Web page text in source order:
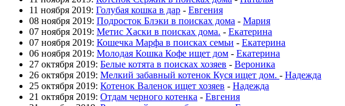
11 ноября 2019: Голубая кошка в дар - Евгения
08 ноября 2019: Подросток Блэки в поисках дома - Мария
07 ноября 2019: Метис Хаски в поисках дома. - Екатерина
07 ноября 2019: Кошечка Марфа в поисках семьи - Екатерина
06 ноября 2019: Молодая Кошка Кофе ищет дом - Екатерина
27 октября 2019: Белые котята в поисках хозяев - Вероника
26 октября 2019: Мелкий забавный котенок Куся ищет дом. - Надежда
25 октября 2019: Котенок Валенок ищет хозяев - Надежда
21 октября 2019: Отдам черного котенка - Евгения